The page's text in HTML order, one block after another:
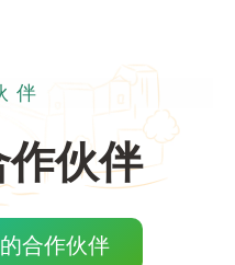
伴
伙伴
合作伙伴